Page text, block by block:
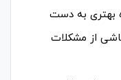
بهتری به دست
از مشکلات